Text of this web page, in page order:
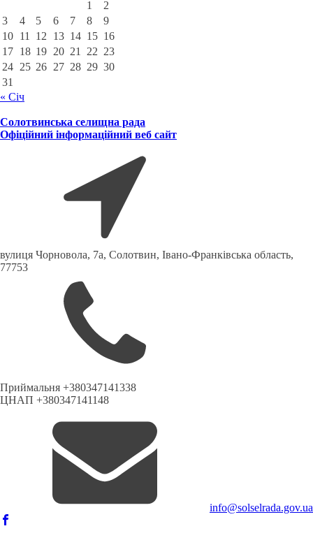
1
2
3
4 5 6 7 8
9
10 11 12 13 14 15 16
17 18 19 20 21 22 23
24 25 26 27 28 29 30
31
« Січ
Солотвинська селищна рада
Офіційний інформаційний веб сайт
вулиця Чорновола, 7a, Солотвин, Івано-Франківська область,
77753
Приймальня +380347141338
ЦНАП +380347141148
info@solselrada.gov.ua